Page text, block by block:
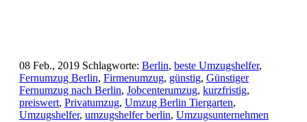
08 Feb., 2019 Schlagworte: Berlin, beste Umzugshelfer,
Fernumzug Berlin, Firmenumzug, günstig, Günstiger
Fernumzug nach Berlin, Jobcenterumzug, kurzfristig,
preiswert, Privatumzug, Umzug Berlin Tiergarten,
Umzugshelfer, umzugshelfer berlin, Umzugsunternehmen